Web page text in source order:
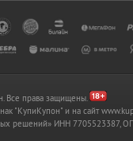
Все права защищены.
"КупиКупон" и на сайт
решений» ИНН 7705523387,